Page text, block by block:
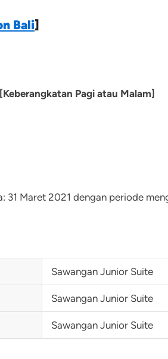
Bali]
Pagi atau Malam]
31 Maret 2021 dengan periode
Sawangan Junior Suite
Sawangan Junior Suite
Sawangan Junior Suite